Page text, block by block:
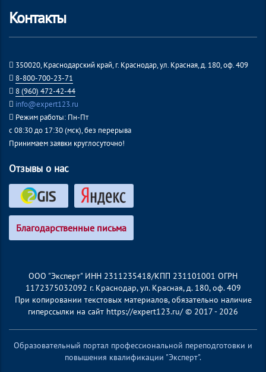
Контакты
350020, Краснодарский край, г. Краснодар, ул. Красная, д. 180, оф. 409
8-800-700-23-71
8 (960) 472-42-44
info@expert123.ru
Режим работы: Пн-Пт
с 08:30 до 17:30 (мск), без перерыва
Принимаем заявки круглосуточно!
Отзывы о нас
Благодарственные письма
ООО "Эксперт" ИНН 2311235418/КПП 231101001 ОГРН
1172375032092 г. Краснодар, ул. Красная, д. 180, оф. 409
При копировании текстовых материалов, обязательно наличие
гиперссылки на сайт https://expert123.ru/ © 2017 - 2026
Образовательный портал профессиональной переподготовки и
повышения квалификации "Эксперт".